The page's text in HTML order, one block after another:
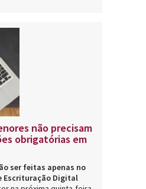
não precisam
obrigatórias em
ser feitas apenas no
Escrituração Digital